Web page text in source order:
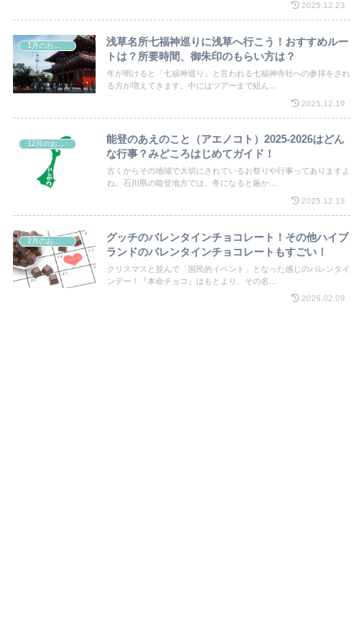
2025.12.23
1月のお祭り
浅草名所七福神巡りに浅草へ行こう！おすすめルー
トは？所要時間、御朱印のもらい方は？
年が明けると「七福神巡り」と言われる七福神寺社への参拝をされ
る方が増えてきます。中にはツアーまで組ん...
2025.12.19
能登のあえのこと（アエノコト）2025-2026はどん
な行事？みどころはじめてガイド！
古くからその地域で大切にされているお祭りや行事ってありますよ
ね。石川県の能登地方では、冬になると厳か...
2025.12.13
グッチのバレンタインチョコレート！その他ハイブ
ランドのバレンタインチョコレートもすごい！
クリスマスと並んで「国民的イベント」となった感じのバレンタイ
ンデー！『本命チョコ』はもとより、その名...
2026.02.09